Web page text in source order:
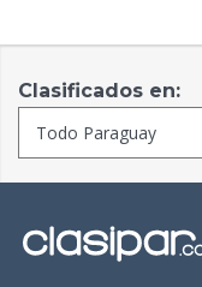
Clasificados en: